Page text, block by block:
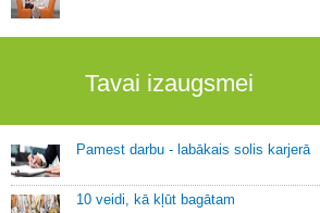
Tavai izaugsmei
Pamest darbu - labākais solis karjerā
10 veidi, kā kļūt bagātam